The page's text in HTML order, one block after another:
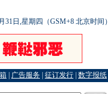
31日,星期四（GSM+8 北京时间）
广告服务 征订发行 数字报纸